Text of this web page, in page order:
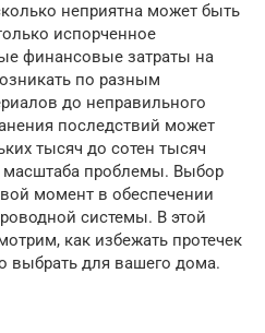
неприятна может быть
испорченное
финансовые затраты на
по разным
до неправильного
последствий может
тысяч до сотен тысяч
масштаба проблемы. Выбор
момент в обеспечении
системы. В этой
как избежать протечек
выбрать для вашего дома.